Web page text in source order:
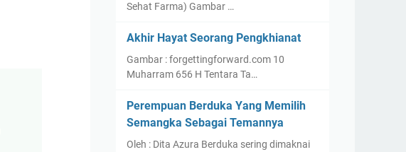
Sehat Farma) Gambar …
Akhir Hayat Seorang Pengkhianat
Gambar : forgettingforward.com 10
Muharram 656 H Tentara Ta…
Perempuan Berduka Yang Memilih
Semangka Sebagai Temannya
Oleh : Dita Azura Berduka sering dimaknai